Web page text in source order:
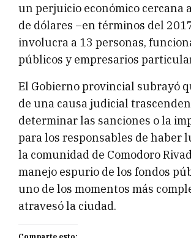
un perjuicio económico cercana
de dólares –en términos del
involucra a 13 personas,
públicos y empresarios
El Gobierno provincial subrayó
de una causa judicial
determinar las sanciones o la
para los responsables de haber
la comunidad de Comodoro
manejo espurio de los fondos
uno de los momentos más
atravesó la ciudad.